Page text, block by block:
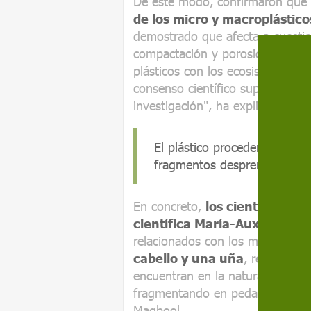
de los micro y
demostrado que afecta a
compactación y porosidad.
plásticos con los ecosistemas
consenso científico supone una
investigación", ha explicado
El plástico procedente de
fragmentos desprendidos
En concreto, los científicos
científica María-Auxiliadora
relacionados con los micro y
cabello y una uña,
encuentran en la naturaleza,
fragmentando en pedazos